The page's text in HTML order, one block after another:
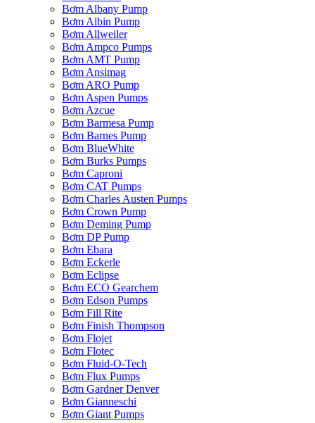
Bơm Albany Pump
Bơm Albin Pump
Bơm Allweiler
Bơm Ampco Pumps
Bơm AMT Pump
Bơm Ansimag
Bơm ARO Pump
Bơm Aspen Pumps
Bơm Azcue
Bơm Barmesa Pump
Bơm Barnes Pump
Bơm BlueWhite
Bơm Burks Pumps
Bơm Caproni
Bơm CAT Pumps
Bơm Charles Austen Pumps
Bơm Crown Pump
Bơm Deming Pump
Bơm DP Pump
Bơm Ebara
Bơm Eckerle
Bơm Eclipse
Bơm ECO Gearchem
Bơm Edson Pumps
Bơm Fill Rite
Bơm Finish Thompson
Bơm Flojet
Bơm Flotec
Bơm Fluid-O-Tech
Bơm Flux Pumps
Bơm Gardner Denver
Bơm Gianneschi
Bơm Giant Pumps